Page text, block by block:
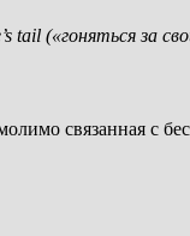
tail («гоняться за
связанная с